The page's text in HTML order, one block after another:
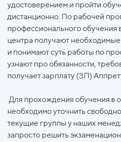
удостоверением и пройти
дистанционно. По рабочей
профессионального обучения
центра получают
и понимают суть работы по
узнают про обязанности,
получает зарплату (ЗП)
Для прохождения обучения в
необходимо уточнить
текущие группы у наших
запросто решить